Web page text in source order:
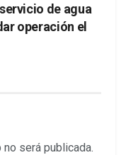
de agua
operación el
será publicada.